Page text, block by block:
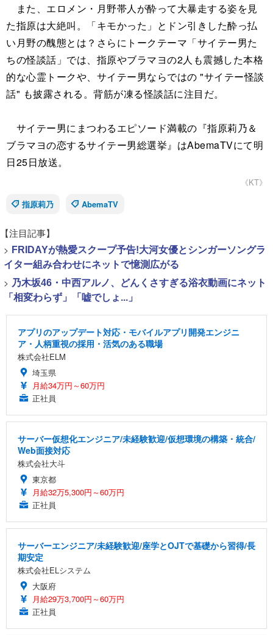
また、エロメン・月野帯人が酔って大暴走する姿を見
た指原は大絶叫。「キモかった」とドン引きした酔っ払
い月野の醜態とは？さらにトークテーマ「サイテー男た
ちの怪談話」では、指原やブラマヨの2人も震撼した本格
的な心霊トークや、サイテー男ならではの "サイテー怪談
話" も披露される。背筋が凍る怪談話に注目だ。
サイテー男にまつわるエピソード満載の『指原莉乃＆
ブラマヨの恋するサイテー男総選挙』はAbemaTVにて明
日25日放送。
《KT》
指原莉乃
AbemaTV
【注目記事】
> FRIDAYが熱愛スクープ予告!大河女優とシンガーソングラ
イター組み合わせにネットで憶測広がる
> 乃木坂46・中西アルノ、どんくさすぎる浴衣動画にネット
「相変わらず」「嘘でしょ...」
アプリのアップデート対応・モバイルアプリ開発エンジニ
ア・人柄重視の採用・活気のある職場
株式会社ELM
埼玉県
月給34万円～60万円
正社員
サーバー仮想化エンジニア/未経験歓迎/仮想環境の構築・統合/
Web面接対応
株式会社大斗
東京都
月給32万5,300円～60万円
正社員
サーバーエンジニア/未経験歓迎/座学とOJTで基礎から習得/長
期安定
株式会社ELシステム
大阪府
月給29万3,700円～60万円
正社員